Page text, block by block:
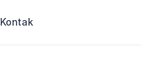
Kontak